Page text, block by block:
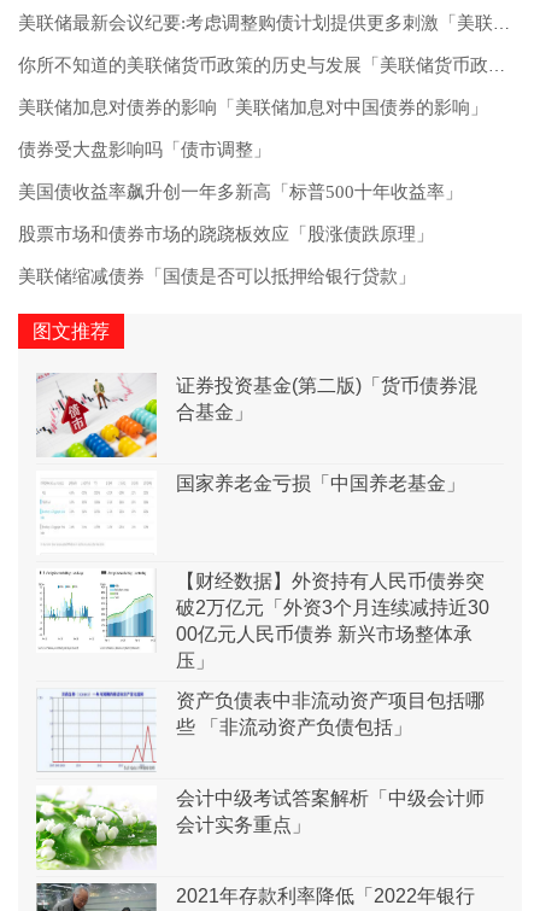
美联储最新会议纪要:考虑调整购债计划提供更多刺激「美联储减债」
你所不知道的美联储货币政策的历史与发展「美联储货币政策会议纪要」
美联储加息对债券的影响「美联储加息对中国债券的影响」
债券受大盘影响吗「债市调整」
美国债收益率飙升创一年多新高「标普500十年收益率」
股票市场和债券市场的跷跷板效应「股涨债跌原理」
美联储缩减债券「国债是否可以抵押给银行贷款」
图文推荐
证券投资基金(第二版)「货币债券混
合基金」
国家养老金亏损「中国养老基金」
【财经数据】外资持有人民币债券突
破2万亿元「外资3个月连续减持近30
00亿元人民币债券 新兴市场整体承
压」
资产负债表中非流动资产项目包括哪
些 「非流动资产负债包括」
会计中级考试答案解析「中级会计师
会计实务重点」
2021年存款利率降低「2022年银行